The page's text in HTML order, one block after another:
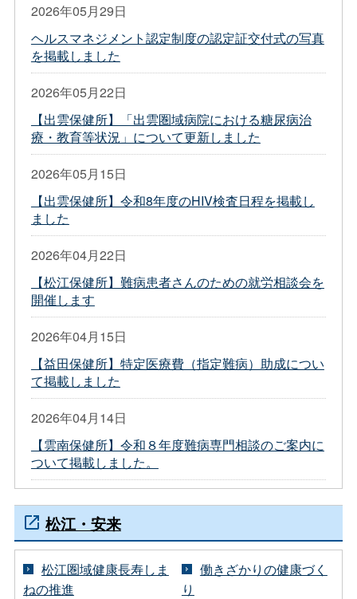
2026年05月29日
ヘルスマネジメント認定制度の認定証交付式の写真
を掲載しました
2026年05月22日
【出雲保健所】「出雲圏域病院における糖尿病治
療・教育等状況」について更新しました
2026年05月15日
【出雲保健所】令和8年度のHIV検査日程を掲載し
ました
2026年04月22日
【松江保健所】難病患者さんのための就労相談会を
開催します
2026年04月15日
【益田保健所】特定医療費（指定難病）助成につい
て掲載しました
2026年04月14日
【雲南保健所】令和８年度難病専門相談のご案内に
ついて掲載しました。
松江・安来
松江圏域健康長寿しま
ねの推進
働きざかりの健康づく
り